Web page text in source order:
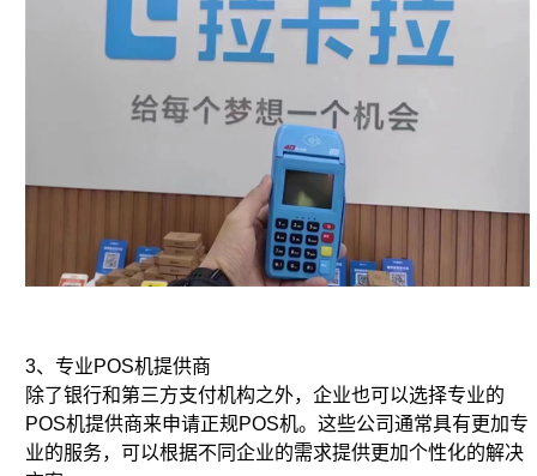
3、专业POS机提供商
除了银行和第三方支付机构之外，企业也可以选择专业的
POS机提供商来申请正规POS机。这些公司通常具有更加专
业的服务，可以根据不同企业的需求提供更加个性化的解决